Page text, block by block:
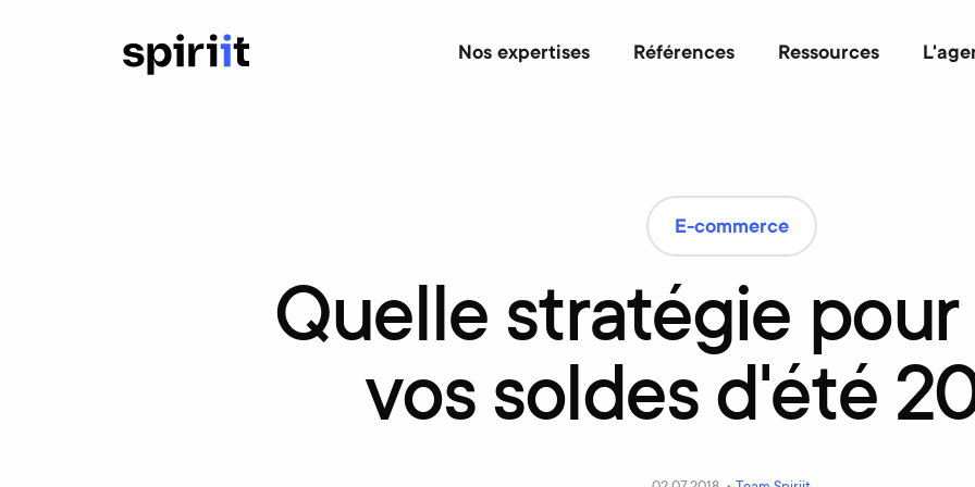
Nos expertises Références Ressources
E-commerce
Quelle stratégie pour
vos soldes d'été